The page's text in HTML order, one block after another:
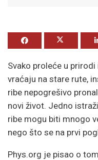
Svako proleće u
vraćaju na stare rute,
ribe nepogrešivo
novi život. Jedno
ribe mogu biti mnogo
nego što se na prvi
Phys.org je pisao o